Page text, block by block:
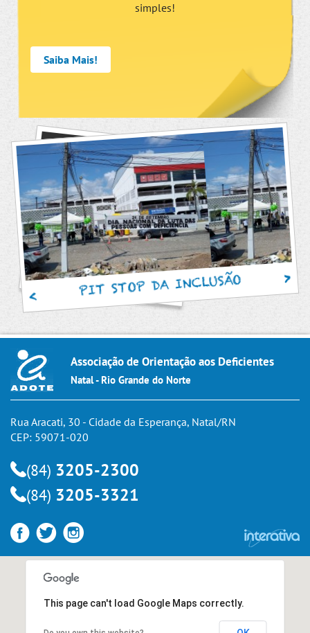
simples!
Saiba Mais!
PIT STOP DA INCLUSÃO
Associação de Orientação aos Deficientes
Natal - Rio Grande do Norte
Rua Aracati, 30 - Cidade da Esperança, Natal/RN
CEP: 59071-020
(84) 3205-2300
(84) 3205-3321
This page can't load Google Maps correctly.